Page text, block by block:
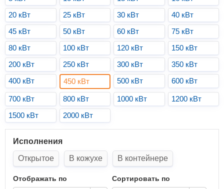
20 кВт
25 кВт 30 кВт
40 кВт
45 кВт
50 кВт 60 кВт
75 кВт
80 кВт
100 кВт 120 кВт
150 кВт
200 кВт
250 кВт 300 кВт
350 кВт
400 кВт
450 кВт 500 кВт 600 кВт
700 кВт 800 кВт 1000 кВт
1200 кВт
1500 кВт
2000 кВт
Исполнения
Открытое
В кожухе В контейнере
Отображать по
Сортировать по